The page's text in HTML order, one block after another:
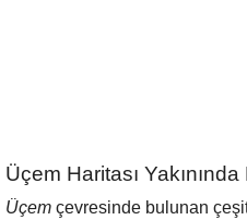
Üçem Haritası
Üçem çevresinde bulunan